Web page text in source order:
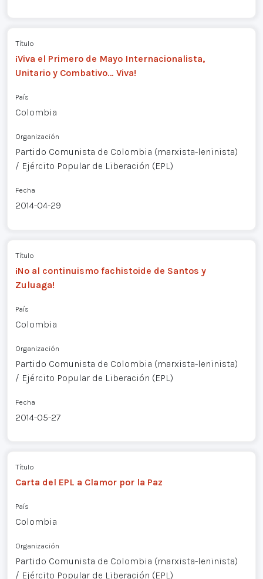
Título
¡Viva el Primero de Mayo Internacionalista,
Unitario y Combativo… Viva!
País
Colombia
Organización
Partido Comunista de Colombia (marxista-leninista)
/ Ejército Popular de Liberación (EPL)
Fecha
2014-04-29
Título
¡No al continuismo fachistoide de Santos y
Zuluaga!
País
Colombia
Organización
Partido Comunista de Colombia (marxista-leninista)
/ Ejército Popular de Liberación (EPL)
Fecha
2014-05-27
Título
Carta del EPL a Clamor por la Paz
País
Colombia
Organización
Partido Comunista de Colombia (marxista-leninista)
/ Ejército Popular de Liberación (EPL)